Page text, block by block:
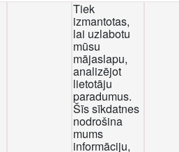
Tiek
izmantotas,
lai uzlabotu
mūsu
mājaslapu,
analizējot
lietotāju
paradumus.
Šīs sīkdatnes
nodrošina
mums
informāciju,